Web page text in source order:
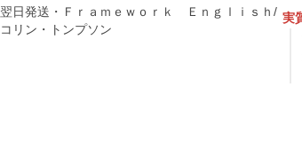
翌日発送・Ｆｒａｍｅｗｏｒｋ Ｅｎｇｌｉｓｈ/
コリン・トンプソン
実